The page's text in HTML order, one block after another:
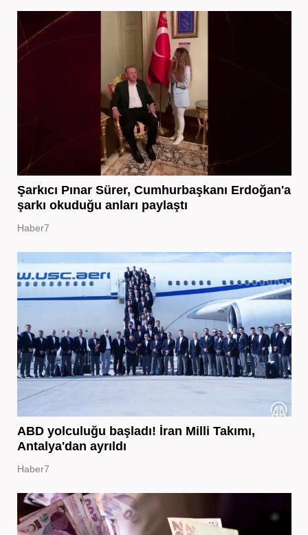
Şarkıcı Pınar Sürer, Cumhurbaşkanı Erdoğan'a
şarkı okuduğu anları paylaştı
Haber7
ABD yolculuğu başladı! İran Milli Takımı,
Antalya'dan ayrıldı
Haber7